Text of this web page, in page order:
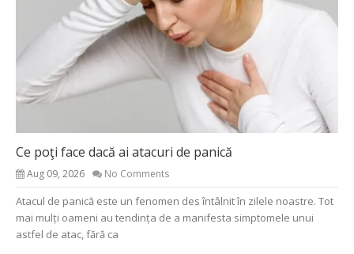
Ce poţi face dacă ai atacuri de panică
Aug 09, 2026 No Comments
Atacul de panică este un fenomen des întâlnit în zilele noastre. Tot
mai mulți oameni au tendința de a manifesta simptomele unui
astfel de atac, fără ca